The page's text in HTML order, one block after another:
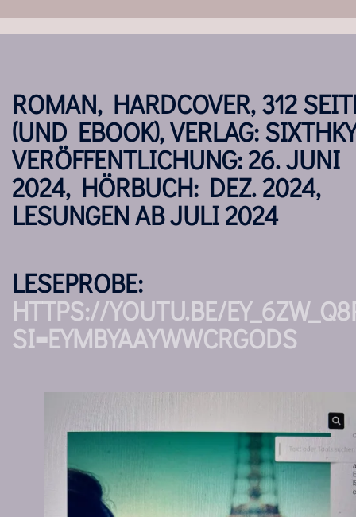
ROMAN, HARDCOVER, 312
(UND EBOOK), VERLAG:
VERÖFFENTLICHUNG: 26. JUNI
2024, HÖRBUCH: DEZ. 2024,
LESUNGEN AB JULI 2024
LESEPROBE:
HTTPS://YOUTU.BE/
SI=EYMBYAAYWWCRGODS